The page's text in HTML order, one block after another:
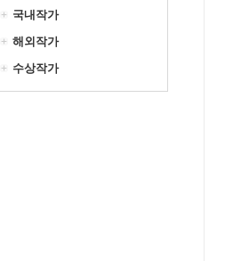
국내작가
해외작가
수상작가